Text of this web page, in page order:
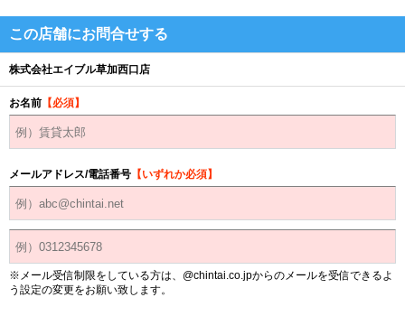
この店舗にお問合せする
株式会社エイブル草加西口店
お名前 【必須】
メールアドレス/電話番号 【いずれか必須】
※メール受信制限をしている方は、@chintai.co.jpからのメールを受信できるよ
う設定の変更をお願い致します。